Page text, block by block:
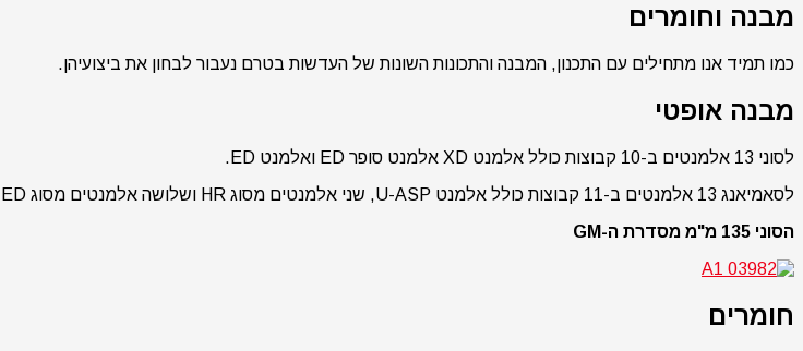
מבנה וחומרים
כמו תמיד אנו מתחילים עם התכנון, המבנה והתכונות השונות של העדשות בטרם נעבור לבחון את ביצועיהן.
מבנה אופטי
לסוני 13 אלמנטים ב-10 קבוצות כולל אלמנט XD אלמנט סופר ED ואלמנט ED.
לסאמיאנג 13 אלמנטים ב-11 קבוצות כולל אלמנט U-ASP, שני אלמנטים מסוג HR ושלושה אלמנטים מסוג ED.
הסוני 135 מ"מ מסדרת ה-GM
חומרים